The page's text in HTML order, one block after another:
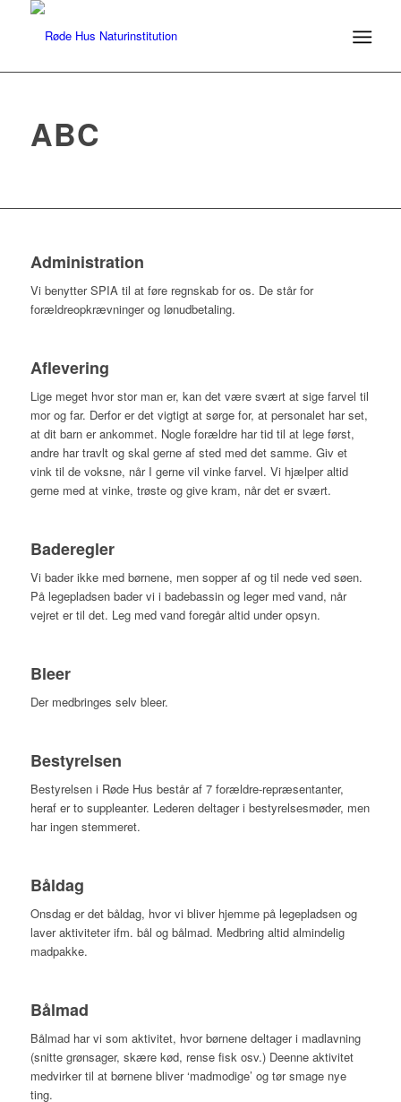
ABC
Administration
Vi benytter SPIA til at føre regnskab for os. De står for
forældreopkrævninger og lønudbetaling.
Aflevering
​Lige meget hvor stor man er, kan det være svært at sige farvel til
mor og far. Derfor er det vigtigt at sørge for, at personalet har set,
at dit barn er ankommet. Nogle forældre har tid til at lege først,
andre har travlt og skal gerne af sted med det samme. Giv et
vink til de voksne, når I gerne vil vinke farvel. Vi hjælper altid
gerne med at vinke, trøste og give kram, når det er svært.
Baderegler
Vi bader ikke med børnene, men sopper af og til nede ved søen.
På legepladsen bader vi i badebassin og leger med vand, når
vejret er til det. Leg med vand foregår altid under opsyn.
Bleer
Der medbringes selv bleer.
Bestyrelsen
Bestyrelsen i Røde Hus består af 7 forældre-repræsentanter,
heraf er to suppleanter. Lederen deltager i bestyrelsesmøder, men
har ingen stemmeret.
Båldag
Onsdag er det båldag, hvor vi bliver hjemme på legepladsen og
laver aktiviteter ifm. bål og bålmad. Medbring altid almindelig
madpakke.
Bålmad
Bålmad har vi som aktivitet, hvor børnene deltager i madlavning
(snitte grønsager, skære kød, rense fisk osv.) Deenne aktivitet
medvirker til at børnene bliver ‘madmodige’ og tør smage nye
ting.